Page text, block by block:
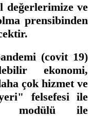
değerlerimize ve
prensibinden
(covit 19)
ekonomi,
çok hizmet ve
felsefesi ile
modülü ile